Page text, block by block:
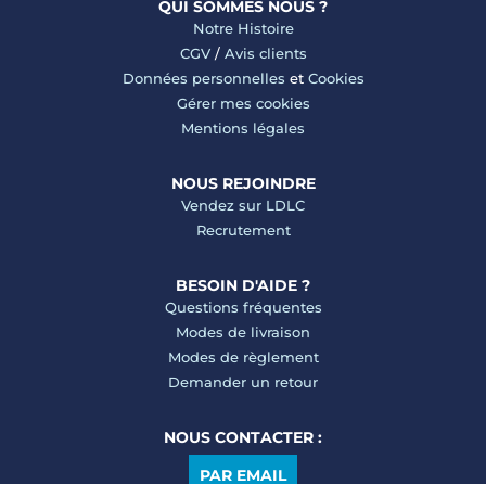
QUI SOMMES NOUS ?
Notre Histoire
CGV/ Avis clients
Données personnelles et Cookies
Gérer mes cookies
Mentions légales
NOUS REJOINDRE
Vendez sur LDLC
Recrutement
BESOIN D'AIDE ?
Questions fréquentes
Modes de livraison
Modes de règlement
Demander un retour
NOUS CONTACTER :
PAR EMAIL